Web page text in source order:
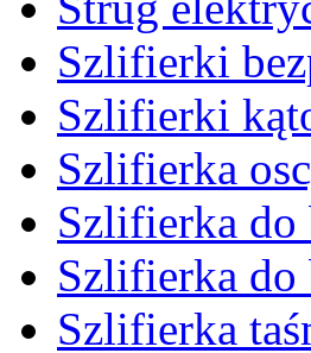
Szlifierki
Szlifierki
Szlifierka
Szlifierka do
Szlifierka do
Szlifierka